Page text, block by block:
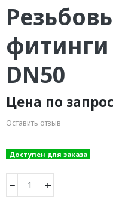
фитинги
DN50
Цена по
Оставить отзыв
Доступен для заказа
− +